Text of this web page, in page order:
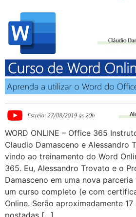
WORD ONLINE – Office 365
Claudio Damasceno e Alessandro
vindo ao treinamento do Word
365. Eu, Alessandro Trovato e o
Damasceno em uma nova
um curso completo (e com
Online. Serão aproximadamente